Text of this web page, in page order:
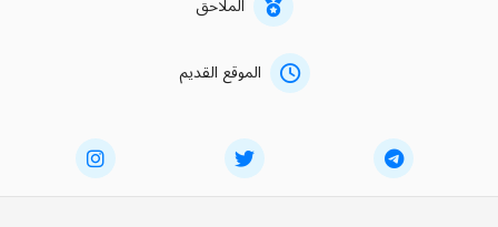
الملاحق
الموقع القديم